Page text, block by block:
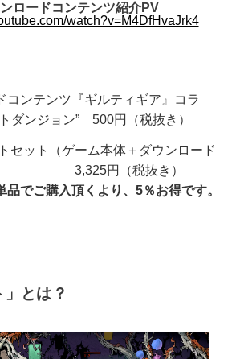
ロードコンテンツ紹介PV
watch?v=M4DfHvaJrk4
コンテンツ『ギルティギア』コラ
ダンジョン” 500円（税抜き）
セット（ゲーム本体＋ダウンロード
） 3,325円（税抜き）
でご購入頂くより、5％お得です。
」とは？